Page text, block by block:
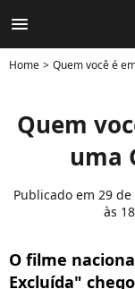
menu
Home Quem você é
Quem
uma
Publicado em 29
às
O filme
Excluída"